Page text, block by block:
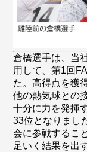
倉橋選手は、当
用して、第1回
た。高得点を獲
他の熱気球との
十分に力を発揮
33位となりまし
会に参戦するこ
足いく結果を出